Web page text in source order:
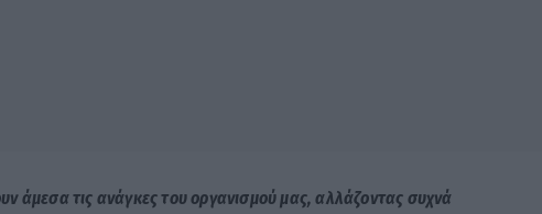
άμεσα τις ανάγκες του οργανισμού μας, αλλάζοντας συχνά